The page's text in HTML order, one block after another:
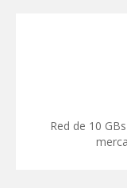
Red de 10